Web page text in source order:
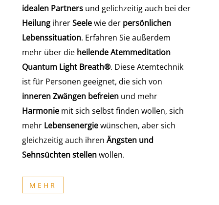
idealen Partnersund gelichzeitig auch bei der
HeilungihrerSeelewie der persönlichen
Lebenssituation. Erfahren Sie außerdem
mehr über die heilende Atemmeditation
Quantum Light Breath®. Diese Atemtechnik
ist für Personen geeignet, die sich von
inneren Zwängen befreienund mehr
Harmoniemit sich selbst finden wollen, sich
mehr Lebensenergiewünschen, aber sich
gleichzeitig auch ihren Ängsten und
Sehnsüchten stellenwollen.
MEHR